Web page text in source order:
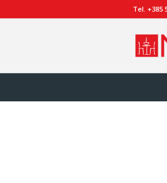
Tel. +385